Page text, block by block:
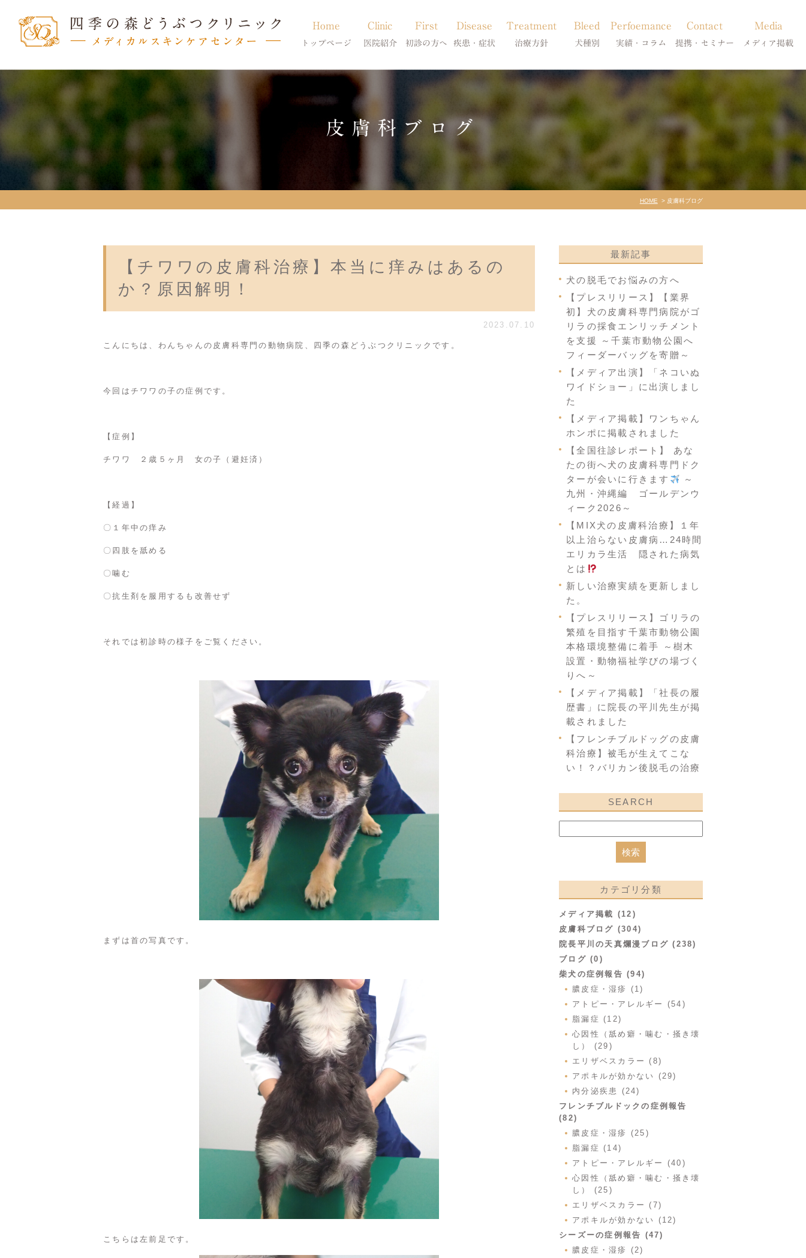
Home
トップページ
Clinic
医院紹介
当院のご紹介
獣医師紹介
First
初診の方へ
初診の方へ
Disease
疾患・症状
アトピー・アレルギー
膿皮症・脂漏症
脱毛症・アロペシアX
アポキルが効かない皮膚病
Treatment
治療方針
体質改善・食事療法
Bleed
犬種別
柴犬の皮膚病
シーズーの皮膚病
フレンチブルドッグの皮膚病
トイプードルの皮膚病
Perfoemance
実績・コラム
症状別
コラム「皮膚科のいろは」
Contact
提携・セミナー
診療提携・セミナー開催
Media
メディア掲載
皮膚科ブログ
HOME 皮膚科ブログ
【チワワの皮膚科治療】本当に痒みはあるの
か？原因解明！
2023.07.10
こんにちは、わんちゃんの皮膚科専門の動物病院、四季の森どうぶつクリニックです。
今回はチワワの子の症例です。
【症例】
チワワ ２歳５ヶ月 女の子（避妊済）
【経過】
〇１年中の痒み
〇四肢を舐める
〇噛む
〇抗生剤を服用するも改善せず
それでは初診時の様子をご覧ください。
まずは首の写真です。
こちらは左前足です。
最新記事
犬の脱毛でお悩みの方へ
【プレスリリース】【業界
初】犬の皮膚科専門病院がゴ
リラの採食エンリッチメント
を支援 ～千葉市動物公園へ
フィーダーバッグを寄贈～
【メディア出演】「ネコいぬ
ワイドショー」に出演しまし
た
【メディア掲載】ワンちゃん
ホンポに掲載されました
【全国往診レポート】 あな
たの街へ犬の皮膚科専門ドク
ターが会いに行きます
～
九州・沖縄編 ゴールデンウ
ィーク2026～
【MIX犬の皮膚科治療】１年
以上治らない皮膚病…24時間
エリカラ生活 隠された病気
とは
新しい治療実績を更新しまし
た。
【プレスリリース】ゴリラの
繁殖を目指す千葉市動物公園
本格環境整備に着手 ～樹木
設置・動物福祉学びの場づく
りへ～
【メディア掲載】「社長の履
歴書」に院長の平川先生が掲
載されました
【フレンチブルドッグの皮膚
科治療】被毛が生えてこな
い！？バリカン後脱毛の治療
SEARCH
カテゴリ分類
メディア掲載 (12)
皮膚科ブログ (304)
院長平川の天真爛漫ブログ (238)
ブログ (0)
柴犬の症例報告 (94)
膿皮症・湿疹 (1)
アトピー・アレルギー (54)
脂漏症 (12)
心因性（舐め癖・噛む・掻き壊
し） (29)
エリザベスカラー (8)
アポキルが効かない (29)
内分泌疾患 (24)
フレンチブルドックの症例報告
(82)
膿皮症・湿疹 (25)
脂漏症 (14)
アトピー・アレルギー (40)
心因性（舐め癖・噛む・掻き壊
し） (25)
エリザベスカラー (7)
アポキルが効かない (12)
シーズーの症例報告 (47)
膿皮症・湿疹 (2)